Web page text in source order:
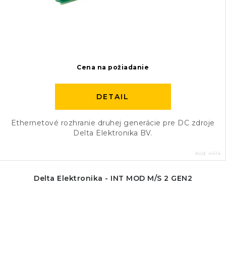
Cena na požiadanie
DETAIL
Ethernetové rozhranie druhej generácie pre DC zdroje
Delta Elektronika BV.
Kód: 4414
Delta Elektronika - INT MOD M/S 2 GEN2